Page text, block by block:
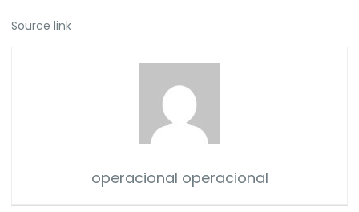
Source link
operacional operacional